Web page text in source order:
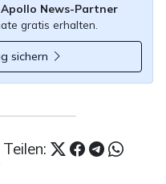
Apollo News-Partner
gratis erhalten.
sichern
Teilen: